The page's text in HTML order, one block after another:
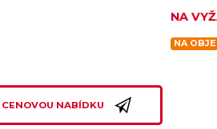
NA
NA
CENOVOU NABÍDKU